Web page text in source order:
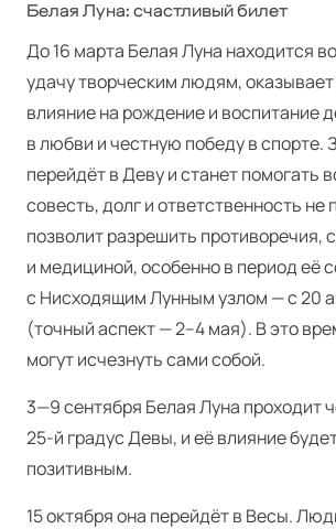
Белая Луна: счастливый билет
До 16 марта Белая Луна находится
удачу творческим людям,
влияние на рождение и воспитание
в любви и честную победу в спорте.
перейдёт в Деву и станет помогать
совесть, долг и ответственность не
позволит разрешить противоречия,
и медициной, особенно в период её
с Нисходящим Лунным узлом — с 20
(точный аспект — 2–4 мая). В это
могут исчезнуть сами собой.
3—9 сентября Белая Луна проходит
25‑й градус Девы, и её влияние
позитивным.
15 октября она перейдёт в Весы.